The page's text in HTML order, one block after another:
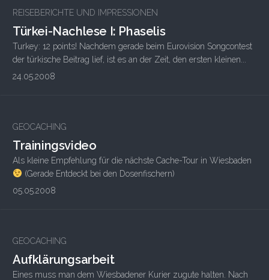
REISEBERICHTE UND IMPRESSIONEN
Türkei-Nachlese I: Phaselis
Turkey: 12 points! Nachdem gerade beim Eurovision Songcontest
der türkische Beitrag lief, ist es an der Zeit, den ersten kleinen...
24.05.2008
GEOCACHING
Trainingsvideo
Als kleine Empfehlung für die nächste Cache-Tour in Wiesbaden
(Gerade Entdeckt bei den Dosenfischern)
05.05.2008
GEOCACHING
Aufklärungsarbeit
Eines muss man dem Wiesbadener Kurier zugute halten. Nach